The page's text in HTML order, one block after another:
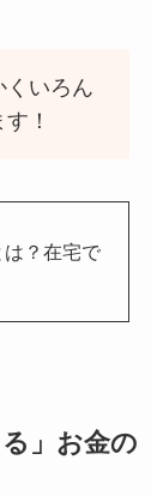
くいろん
！
？在宅で
」お金の